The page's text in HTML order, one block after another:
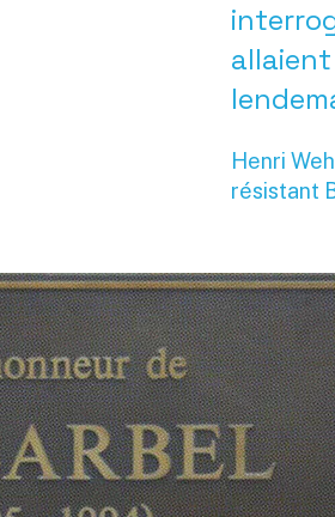
Henri
résistant